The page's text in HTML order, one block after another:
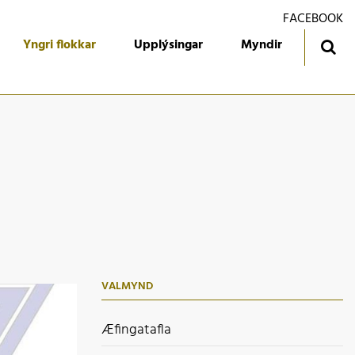
Yngri flokkar
flokkur
Upplýsingar Myndir
FACEBOOK
VALMYND
Æfingatafla